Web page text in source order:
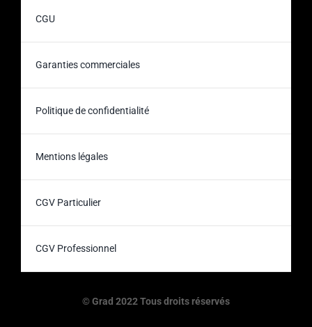
CGU
Garanties commerciales
Politique de confidentialité
Mentions légales
CGV Particulier
CGV Professionnel
© Grad 2022 Tous droits réservés